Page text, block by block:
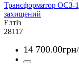
Трансформатор ОСЗ-
захищений
Елтіз
28117
14 700.00грн